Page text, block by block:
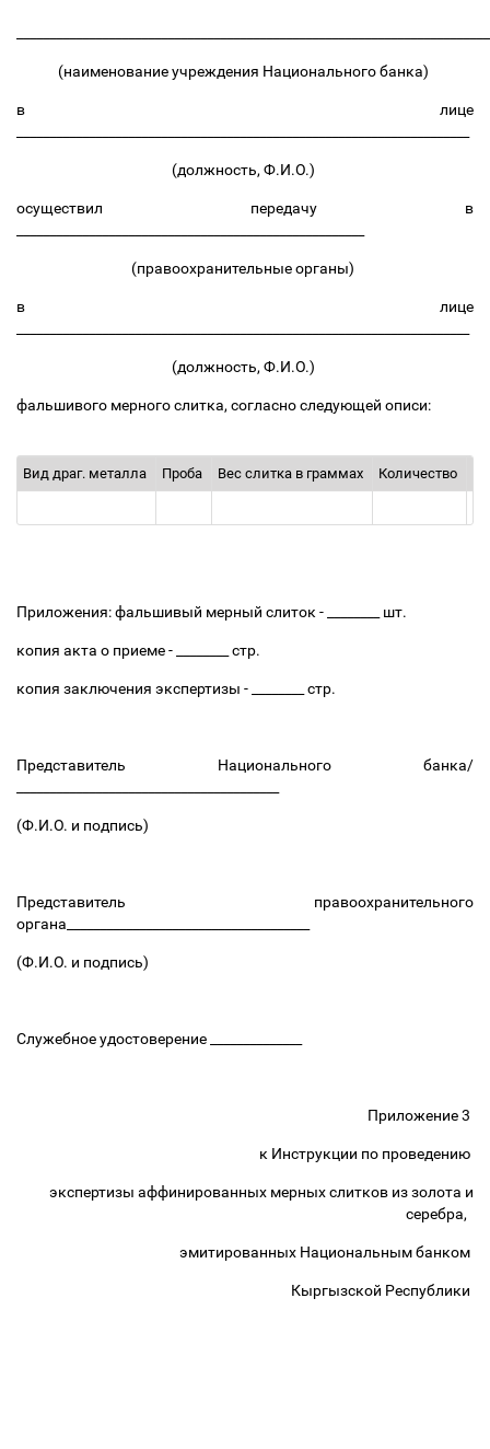
(наименование учреждения Национального банка)
в лице
(должность, Ф.И.О.)
осуществил передачу в
(правоохранительные органы)
в лице
(должность, Ф.И.О.)
фальшивого мерного слитка, согласно следующей описи:
Вид драг. металла Проба Вес слитка в граммах Количество
Приложения: фальшивый мерный слиток - ________ шт.
копия акта о приеме - ________ стр.
копия заключения экспертизы - ________ стр.
Представитель Национального банка/
(Ф.И.О. и подпись)
Представитель правоохранительного
органа_____________________________________
(Ф.И.О. и подпись)
Служебное удостоверение ______________
Приложение 3
к Инструкции по проведению
экспертизы аффинированных мерных слитков из золота и
серебра,
эмитированных Национальным банком
Кыргызской Республики